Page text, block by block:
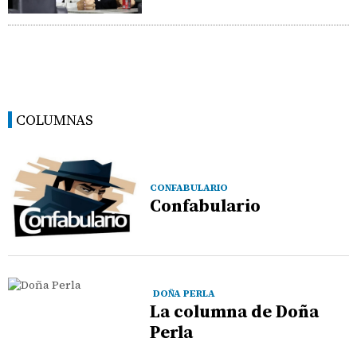
COLUMNAS
CONFABULARIO
Confabulario
DOÑA PERLA
La columna de Doña
Perla